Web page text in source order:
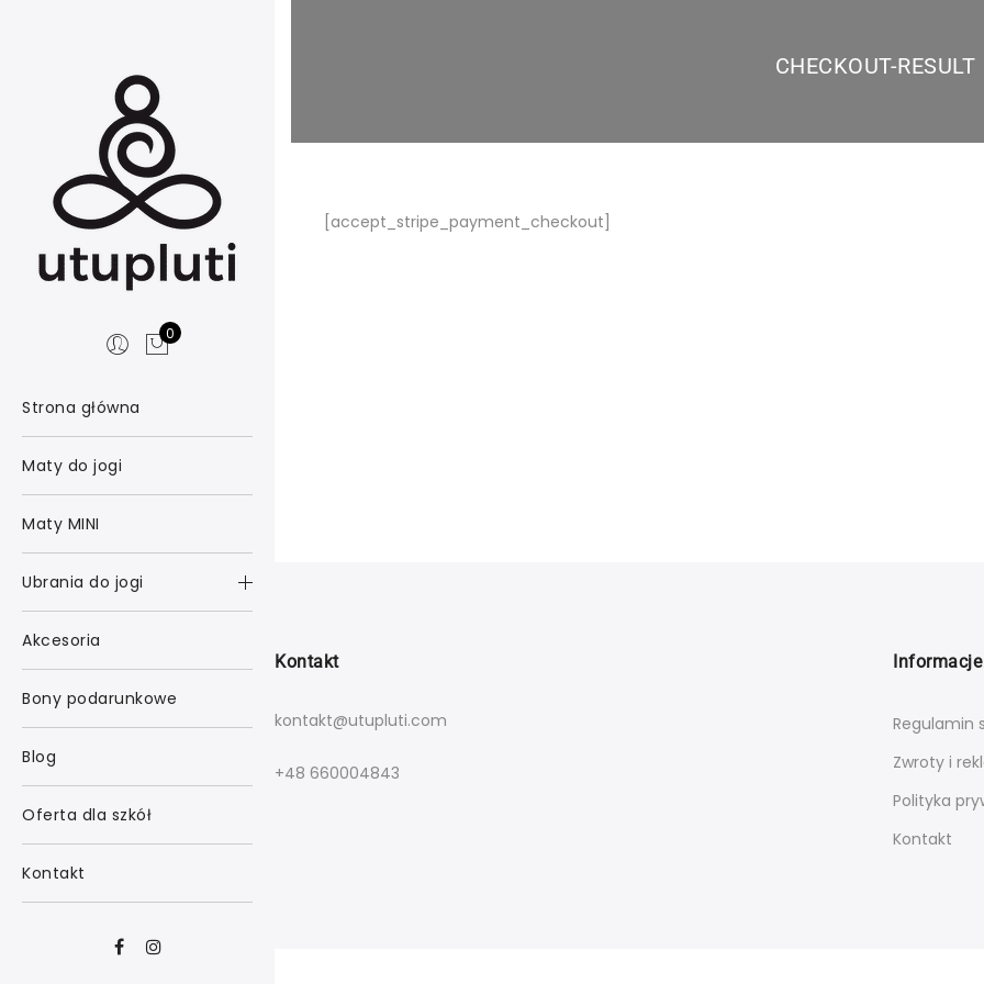
0
Strona główna
Maty do jogi
Maty MINI
Ubrania do jogi
Akcesoria
Bony podarunkowe
Blog
Oferta dla szkół
Kontakt
CHECKOUT-RESULT
[accept_stripe_payment_checkout]
Kontakt
kontakt@utupluti.com
+48 660004843
Informacje
Regulamin
Zwroty i
Polityka
Kontakt